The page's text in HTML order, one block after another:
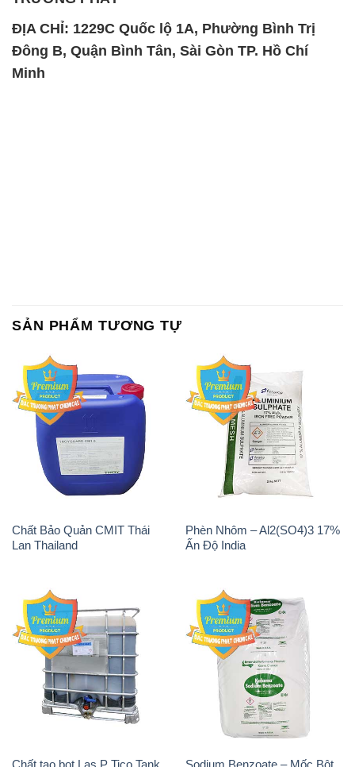
Chất Bảo Quản CMIT Thái
Lan Thailand
Phèn Nhôm – Al2(SO4)3 17%
Ấn Độ India
Chất tạo bọt Las P Tico Tank
IBC Bồn Việt Nam
Sodium Benzoate – Mốc Bột
Kalama Food Grade Mỹ Usa